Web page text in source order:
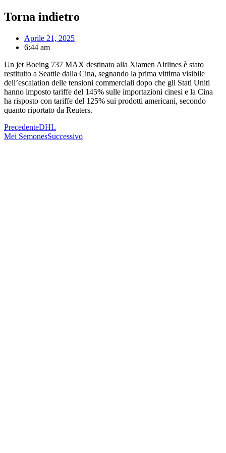
Vai
al
Torna indietro
Aprile 21, 2025
6:44 am
Un jet Boeing 737 MAX destinato alla Xiamen Airlines è stato
restituito a Seattle dalla Cina, segnando la prima vittima visibile
dell’escalation delle tensioni commerciali dopo che gli Stati Uniti
hanno imposto tariffe del 145% sulle importazioni cinesi e la Cina
ha risposto con tariffe del 125% sui prodotti americani, secondo
quanto riportato da Reuters.
PrecedenteDHL
Mei SemonesSuccessivo